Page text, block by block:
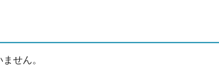
せん。